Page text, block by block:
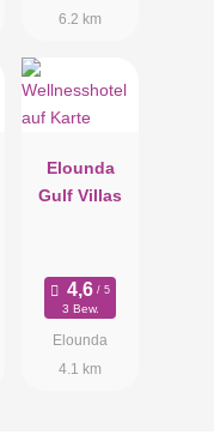
6.2 km
Elounda
Gulf Villas
3 Bew.
Elounda
4.1 km